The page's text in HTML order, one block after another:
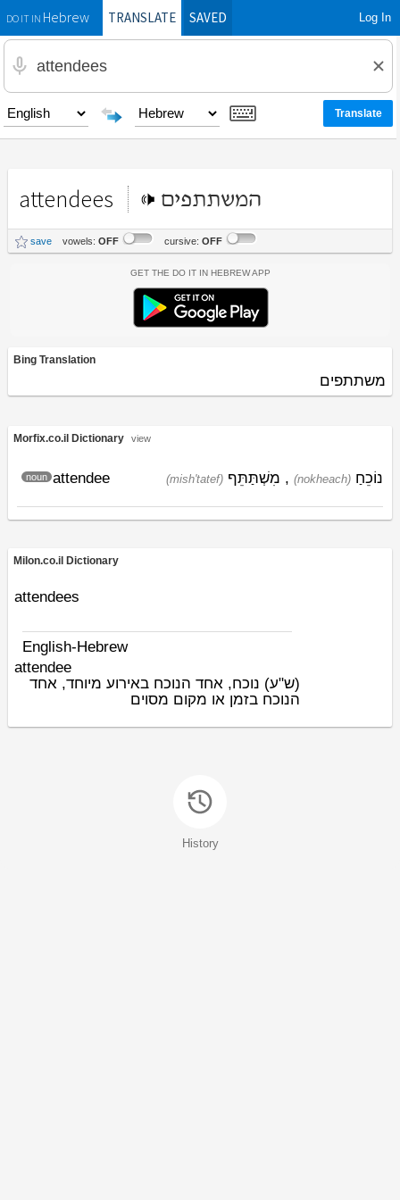
DO IT INHebrewTRANSLATE SAVED Log In
attendees המשתתפים
save vowels: OFF cursive: OFF
Get the Do It In Hebrew App
Bing Translation
משתתפים
Morfix.co.il Dictionary view
attendee
noun (nokheach) נוֹכֵחַ ,
(mish'tatef) מִשְׁתַּתֵּף
Milon.co.il Dictionary
attendees
English-Hebrew
attendee
(ש"ע) נוכח, אחד הנוכח באירוע מיוחד, אחד
הנוכח בזמן או מקום מסוים
History